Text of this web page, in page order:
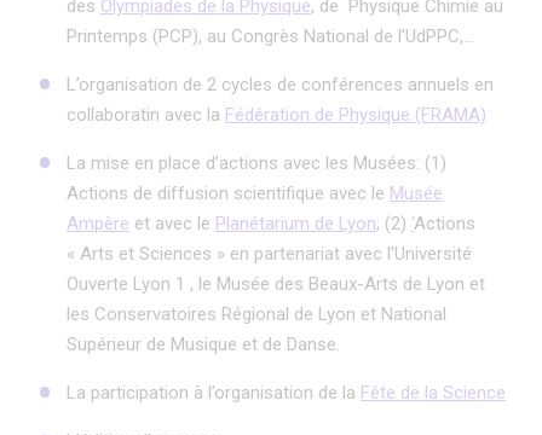
des Olympiades de la Physique, de Physique Chimie au
Printemps (PCP), au Congrès National de l’UdPPC,…
L’organisation de 2 cycles de conférences annuels en
collaboratin avec la Fédération de Physique (FRAMA)
La mise en place d’actions avec les Musées: (1)
Actions de diffusion scientifique avec le Musée
Ampère et avec le Planétarium de Lyon; (2) ‘Actions
« Arts et Sciences » en partenariat avec l’Université
Ouverte Lyon 1 , le Musée des Beaux-Arts de Lyon et
les Conservatoires Régional de Lyon et National
Supérieur de Musique et de Danse.
La participation à l’organisation de la Fête de la Science